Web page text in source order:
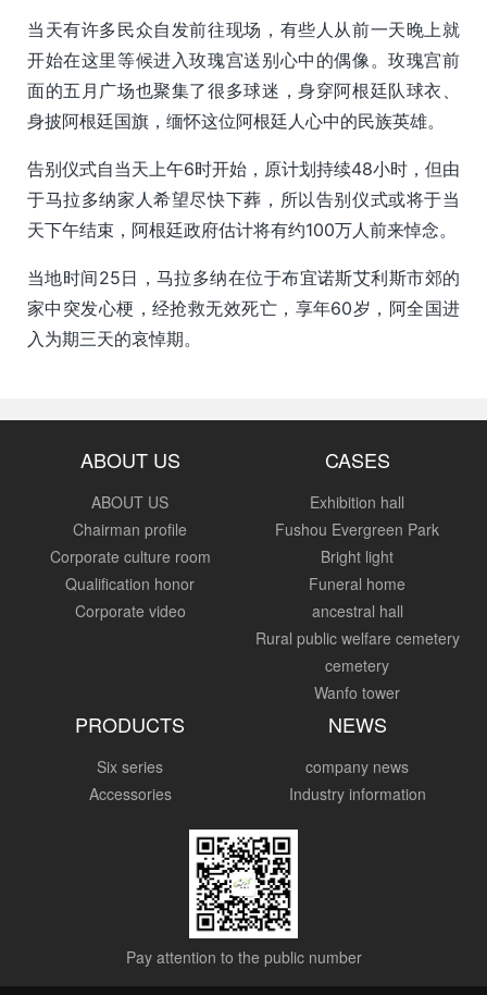
当天有许多民众自发前往现场，有些人从前一天晚上就
开始在这里等候进入玫瑰宫送别心中的偶像。玫瑰宫前
面的五月广场也聚集了很多球迷，身穿阿根廷队球衣、
身披阿根廷国旗，缅怀这位阿根廷人心中的民族英雄。
告别仪式自当天上午6时开始，原计划持续48小时，但由
于马拉多纳家人希望尽快下葬，所以告别仪式或将于当
天下午结束，阿根廷政府估计将有约100万人前来悼念。
当地时间25日，马拉多纳在位于布宜诺斯艾利斯市郊的
家中突发心梗，经抢救无效死亡，享年60岁，阿全国进
入为期三天的哀悼期。
ABOUT US
ABOUT US
Chairman profile
Corporate culture room
Qualification honor
Corporate video
CASES
Exhibition hall
Fushou Evergreen Park
Bright light
Funeral home
ancestral hall
Rural public welfare cemetery
cemetery
Wanfo tower
PRODUCTS
Six series
Accessories
NEWS
company news
Industry information
Pay attention to the public number